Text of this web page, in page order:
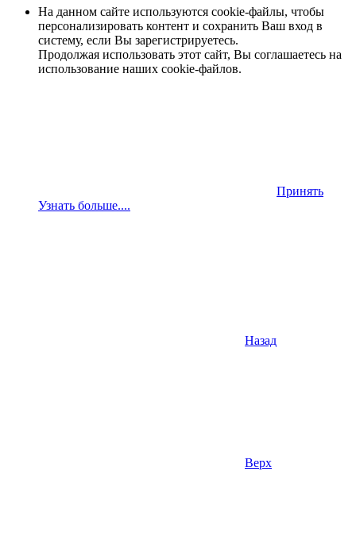
На данном сайте используются cookie-файлы, чтобы
персонализировать контент и сохранить Ваш вход в
систему, если Вы зарегистрируетесь.
Продолжая использовать этот сайт, Вы соглашаетесь на
использование наших cookie-файлов.
Принять
Узнать больше....
Назад
Верх